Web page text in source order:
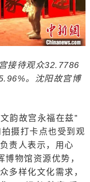
接待观众32.7786
。沈阳故宫博
韵故宫永福在兹”
摄打卡点也受到观
责人表示，用心
博物馆资源优势，
多样化文化需求，